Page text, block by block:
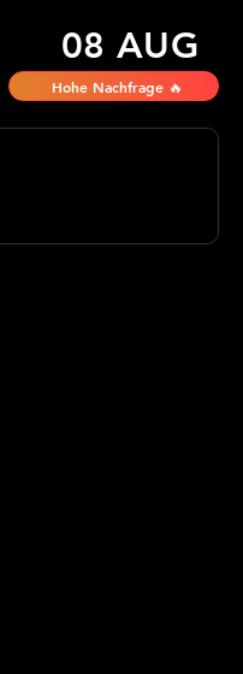
08 AUG
Hohe Nachfrage 🔥